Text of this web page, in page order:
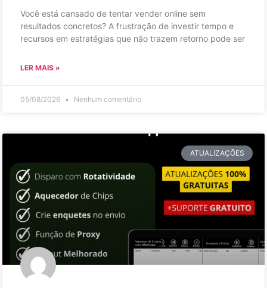
Você está cansado de tentar vender online sem
resultados concretos? A frustração de investir tempo e
recursos em estratégias que não trazem retorno pode ser
LER MAIS »
05/08/2026 Nenhum comentário
ATUALIZAÇÕES